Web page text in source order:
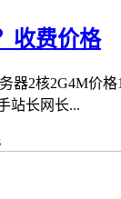
收费价格
2核2G4M价
站长网长...